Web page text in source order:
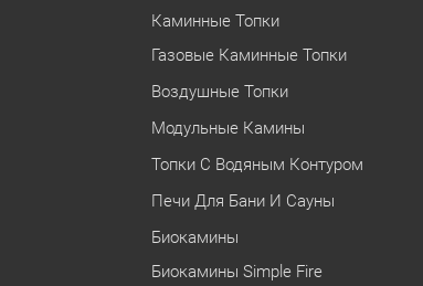
Каминные Топки
Газовые Каминные Топки
Воздушные Топки
Модульные Камины
Топки С Водяным Контуром
Печи Для Бани И Сауны
Биокамины
Биокамины Simple Fire